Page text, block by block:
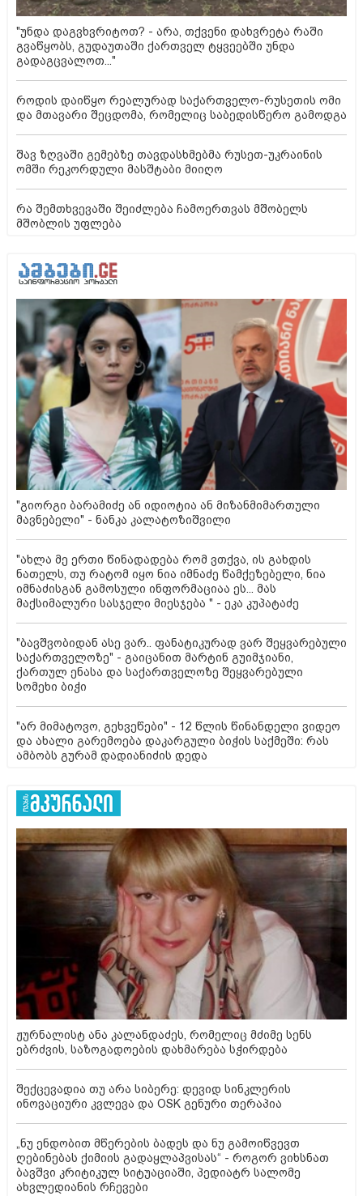
"უნდა დაგვხვრიტოთ? - არა, თქვენი დახვრეტა რაში
გვაწყობს, გუდაუთაში ქართველ ტყვეებში უნდა
გადაგცვალოთ..."
როდის დაიწყო რეალურად საქართველო-რუსეთის ომი
და მთავარი შეცდომა, რომელიც საბედისწერო გამოდგა
შავ ზღვაში გემებზე თავდასხმებმა რუსეთ-უკრაინის
ომში რეკორდული მასშტაბი მიიღო
რა შემთხვევაში შეიძლება ჩამოერთვას მშობელს
მშობლის უფლება
"გიორგი ბარამიძე ან იდიოტია ან მიზანმიმართული
მავნებელი" - ნანკა კალატოზიშვილი
"ახლა მე ერთი წინადადება რომ ვთქვა, ის გახდის
ნათელს, თუ რატომ იყო ნია იმნაძე წამქეზებელი, ნია
იმნაძისგან გამოსული ინფორმაციაა ეს... მას
მაქსიმალური სასჯელი მიესჯება " - ეკა კუპატაძე
"ბავშვობიდან ასე ვარ.. ფანატიკურად ვარ შეყვარებული
საქართველოზე" - გაიცანით მარტინ გუიმჯიანი,
ქართულ ენასა და საქართველოზე შეყვარებული
სომეხი ბიჭი
"არ მიმატოვო, გეხვეწები" - 12 წლის წინანდელი ვიდეო
და ახალი გარემოება დაკარგული ბიჭის საქმეში: რას
ამბობს გურამ დადიანიძის დედა
ჟურნალისტ ანა კალანდაძეს, რომელიც მძიმე სენს
ებრძვის, საზოგადოების დახმარება სჭირდება
შექცევადია თუ არა სიბერე: დევიდ სინკლერის
ინოვაციური კვლევა და OSK გენური თერაპია
„ნუ ენდობით მწერების ბადეს და ნუ გამოიწვევთ
ღებინებას ქიმიის გადაყლაპვისას“ - როგორ ვიხსნათ
ბავშვი კრიტიკულ სიტუაციაში, პედიატრ სალომე
ახვლედიანის რჩევები